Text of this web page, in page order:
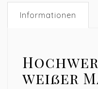
Informationen
weißer